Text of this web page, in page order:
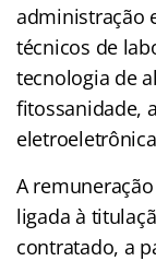
administração
técnicos de
tecnologia de
fitossanidade,
A
ligada à
contratado, a